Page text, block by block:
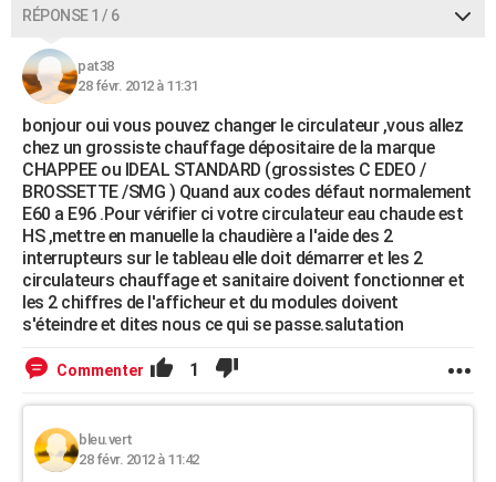
Bricolage
Lifestyle
Culture
Sport
Auto
Television
Voyage
Cinema
RÉPONSE 1 / 6
pat38
28 févr. 2012 à 11:31
bonjour oui vous pouvez changer le circulateur ,vous allez
chez un grossiste chauffage dépositaire de la marque
CHAPPEE ou IDEAL STANDARD (grossistes C EDEO /
BROSSETTE /SMG ) Quand aux codes défaut normalement
E60 a E96 .Pour vérifier ci votre circulateur eau chaude est
HS ,mettre en manuelle la chaudière a l'aide des 2
interrupteurs sur le tableau elle doit démarrer et les 2
circulateurs chauffage et sanitaire doivent fonctionner et
les 2 chiffres de l'afficheur et du modules doivent
s'éteindre et dites nous ce qui se passe.salutation
Commenter 1
bleu.vert
28 févr. 2012 à 11:42